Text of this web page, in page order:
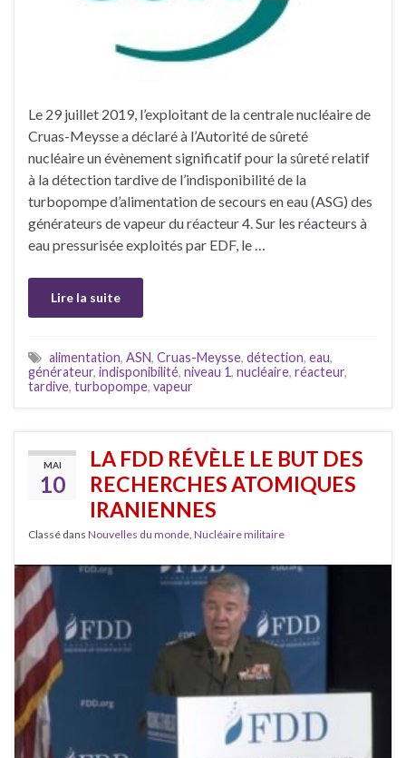
Le 29 juillet 2019, l’exploitant de la centrale nucléaire de
Cruas-Meysse a déclaré à l’Autorité de sûreté
nucléaire un évènement significatif pour la sûreté relatif
à la détection tardive de l’indisponibilité de la
turbopompe d’alimentation de secours en eau (ASG) des
générateurs de vapeur du réacteur 4. Sur les réacteurs à
eau pressurisée exploités par EDF, le …
Lire la suite
alimentation, ASN, Cruas-Meysse, détection, eau,
générateur, indisponibilité, niveau 1, nucléaire, réacteur,
tardive, turbopompe, vapeur
MAI
10
LA FDD RÉVÈLE LE BUT DES
RECHERCHES ATOMIQUES
IRANIENNES
Classé dans Nouvelles du monde, Nucléaire militaire